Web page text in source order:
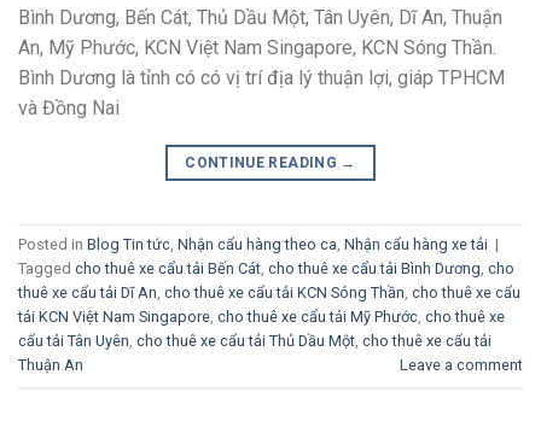
Bình Dương, Bến Cát, Thủ Dầu Một, Tân Uyên, Dĩ An, Thuận
An, Mỹ Phước, KCN Việt Nam Singapore, KCN Sóng Thần.
Bình Dương là tỉnh có có vị trí địa lý thuận lợi, giáp TPHCM
và Đồng Nai
CONTINUE READING →
Posted in Blog Tin tức, Nhận cẩu hàng theo ca, Nhận cẩu hàng xe tải |
Tagged cho thuê xe cẩu tải Bến Cát, cho thuê xe cẩu tải Bình Dương, cho
thuê xe cẩu tải Dĩ An, cho thuê xe cẩu tải KCN Sóng Thần, cho thuê xe cẩu
tải KCN Việt Nam Singapore, cho thuê xe cẩu tải Mỹ Phước, cho thuê xe
cẩu tải Tân Uyên, cho thuê xe cẩu tải Thủ Dầu Một, cho thuê xe cẩu tải
Thuận An
Leave a comment